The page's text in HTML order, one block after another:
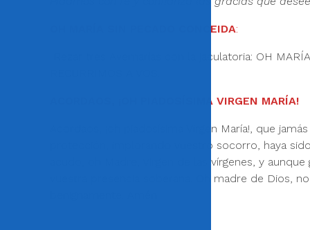
OH MARÍA SIN PECADO CONCEIDA:
Rezar tres Avemarías con la jaculatoria: OH
ACORDAOS, ¡OH PIADOSÍSIMA VIRGEN MARÍA!
Acordaos, ¡oh piadosísima Virgen María!, que
protección, implorando vuestro socorro, haya
acudo, oh Madre, Virgen de las vírgenes, y
vuestra presencia soberana. Oh madre de Dios,